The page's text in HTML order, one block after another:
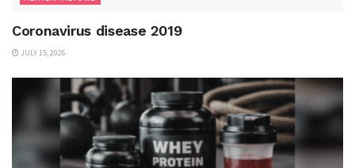
Coronavirus disease 2019
JULY 15, 2026